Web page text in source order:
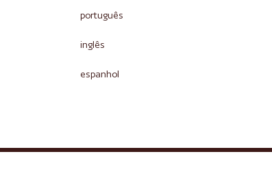
português
inglês
espanhol